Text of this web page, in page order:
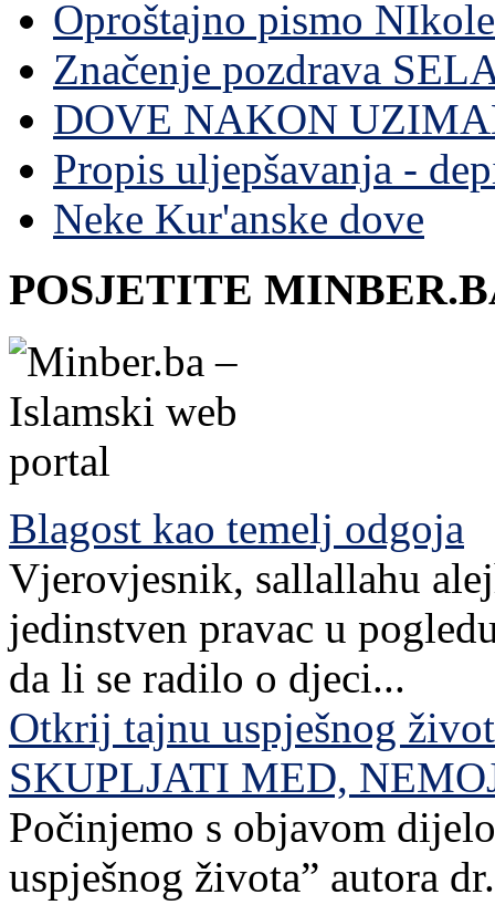
Oproštajno pismo
Značenje pozdrava
DOVE NAKON
Propis uljepšavanja -
Neke Kur'anske dove
POSJETITE
Blagost kao temelj odgoja
Vjerovjesnik, sallallahu
jedinstven pravac u
da li se radilo o djeci...
Otkrij tajnu uspješnog
SKUPLJATI MED,
Počinjemo s objavom
uspješnog života” autora